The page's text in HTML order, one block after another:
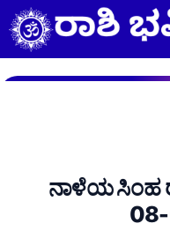
Skip
to
content
ನಾಳೆಯ ಸಿಂಹ